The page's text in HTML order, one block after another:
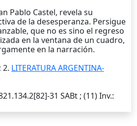
Pablo Castel, revela su
de la desesperanza. Persigue
que no es sino el regreso
en la ventana de un cuadro,
en la narración.
2. LITERATURA ARGENTINA-
31 SABt ; (11)Inv.: